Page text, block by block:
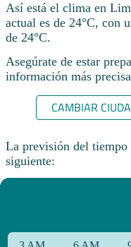
Así está el clima en
actual es de 24°C, con
de 24°C.
Asegúrate de estar
información más
CAMBIAR
La previsión del tiempo
siguiente: